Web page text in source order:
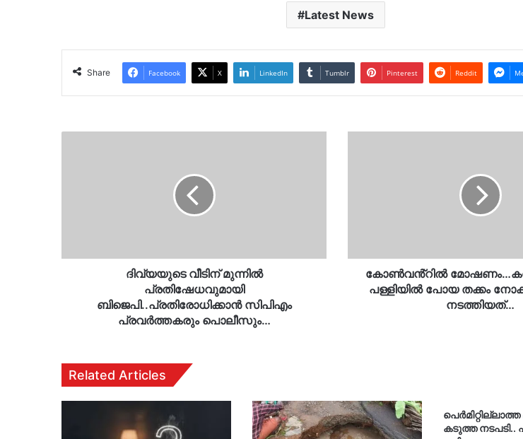
Latest News
Share Facebook X LinkedIn Tumblr Pinterest Reddit
ബിജെപി..പ്രതിരോധിക്കാൻ
ദിവ്യയുടെ വീടിന് മുന്നിൽ
പ്രതിഷേധവുമായി
ബിജെപി..പ്രതിരോധിക്കാൻ സിപിഎം
പ്രവർത്തകരും പൊലീസും…
നടത്തിയത്…
കോൺവൻ്റിൽ
പള്ളിയിൽ പോയ തക്കം
നടത്തിയത്…
Related Articles
കടുത്ത നടപടി..